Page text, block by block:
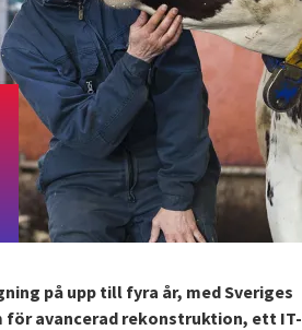
på upp till fyra år, med Sveriges
för avancerad rekonstruktion, ett IT-